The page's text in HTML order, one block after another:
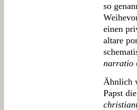
so
einen
altare
narratio
Ähnlich
Papst